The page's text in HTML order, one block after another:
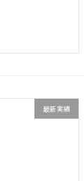
最新実績